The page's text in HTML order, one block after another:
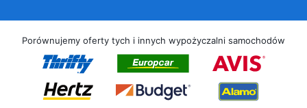
Porównujemy oferty tych i innych wypożyczalni samochodów